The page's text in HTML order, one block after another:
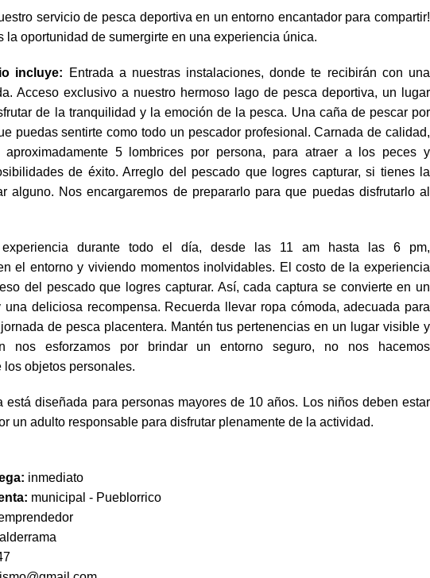
servicio de pesca deportiva en un entorno encantador para compartir!
la oportunidad de sumergirte en una experiencia única.
incluye: Entrada a nuestras instalaciones, donde te recibirán con una
Acceso exclusivo a nuestro hermoso lago de pesca deportiva, un lugar
de la tranquilidad y la emoción de la pesca. Una caña de pescar por
puedas sentirte como todo un pescador profesional. Carnada de calidad,
aproximadamente 5 lombrices por persona, para atraer a los peces y
de éxito. Arreglo del pescado que logres capturar, si tienes la
alguno. Nos encargaremos de prepararlo para que puedas disfrutarlo al
durante todo el día, desde las 11 am hasta las 6 pm,
el entorno y viviendo momentos inolvidables. El costo de la experiencia
del pescado que logres capturar. Así, cada captura se convierte en un
una deliciosa recompensa. Recuerda llevar ropa cómoda, adecuada para
de pesca placentera. Mantén tus pertenencias en un lugar visible y
nos esforzamos por brindar un entorno seguro, no nos hacemos
los objetos personales.
está diseñada para personas mayores de 10 años. Los niños deben estar
un adulto responsable para disfrutar plenamente de la actividad.
inmediato
municipal - Pueblorrico